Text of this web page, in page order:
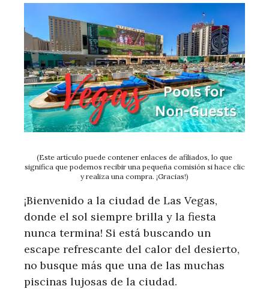
(Este artículo puede contener enlaces de afiliados, lo que
significa que podemos recibir una pequeña comisión si hace clic
y realiza una compra. ¡Gracias!)
¡Bienvenido a la ciudad de Las Vegas,
donde el sol siempre brilla y la fiesta
nunca termina! Si está buscando un
escape refrescante del calor del desierto,
no busque más que una de las muchas
piscinas lujosas de la ciudad.